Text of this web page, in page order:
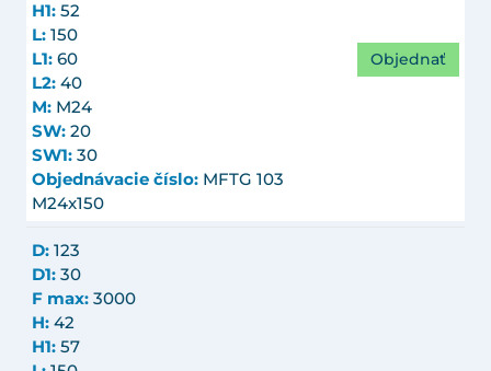
H1: 52
L: 150
L1: 60
L2: 40
M: M24
SW: 20
SW1: 30
Objednávacie číslo: MFTG 103
M24x150
Objednať
D: 123
D1: 30
F max: 3000
H: 42
H1: 57